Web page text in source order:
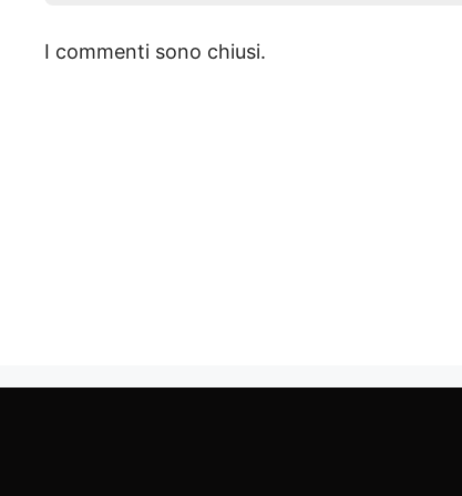
I commenti sono chiusi.